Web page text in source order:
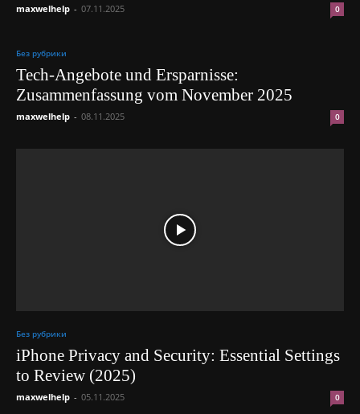
maxwelhelp - 07.11.2025 0
Без рубрики
Tech-Angebote und Ersparnisse:
Zusammenfassung vom November 2025
maxwelhelp - 08.11.2025 0
Без рубрики
iPhone Privacy and Security: Essential Settings
to Review (2025)
maxwelhelp - 05.11.2025 0